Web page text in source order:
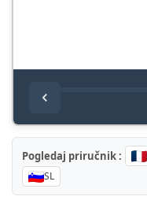
Pogledaj priručnik :
SL